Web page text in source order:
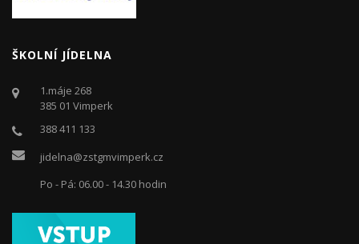
ŠKOLNÍ JÍDELNA
1.máje 268
385 01 Vimperk
388 411 133
jidelna@zstgmvimperk.cz
Po - Pá: 06.00 - 14.30 hodin